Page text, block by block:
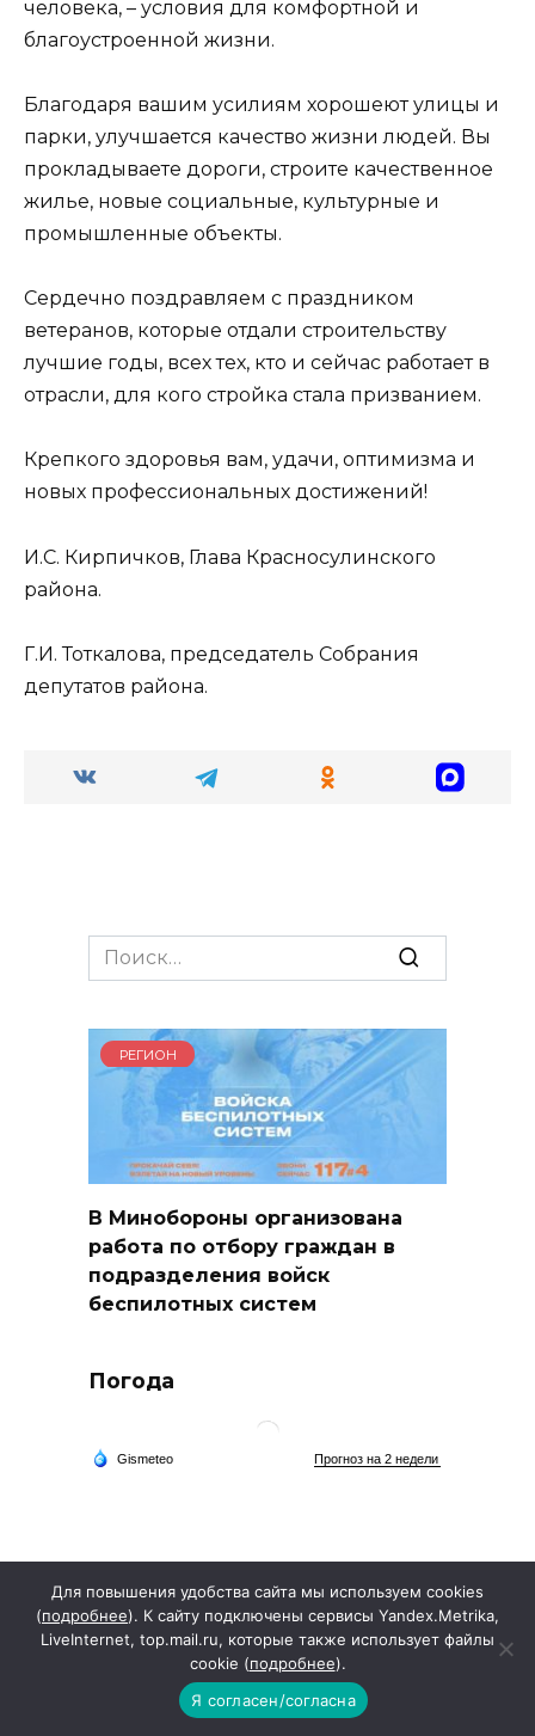
человека, – условия для комфортной и
благоустроенной жизни.
Благодаря вашим усилиям хорошеют улицы и
парки, улучшается качество жизни людей. Вы
прокладываете дороги, строите качественное
жилье, новые социальные, культурные и
промышленные объекты.
Сердечно поздравляем с праздником
ветеранов, которые отдали строительству
лучшие годы, всех тех, кто и сейчас работает в
отрасли, для кого стройка стала призванием.
Крепкого здоровья вам, удачи, оптимизма и
новых профессиональных достижений!
И.С. Кирпичков, Глава Красносулинского
района.
Г.И. Тоткалова, председатель Собрания
депутатов района.
Search
for:
РЕГИОН
В Минобороны организована
работа по отбору граждан в
подразделения войск
беспилотных систем
Погода
Для повышения удобства сайта мы используем cookies
(подробнее). К сайту подключены сервисы Yandex.Metrika,
LiveInternet, top.mail.ru, которые также использует файлы
cookie (подробнее).
Я согласен/согласна